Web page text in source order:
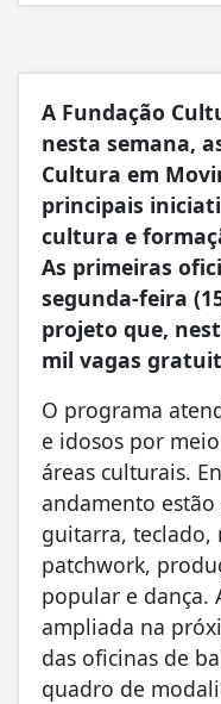
A Fundação
nesta semana,
Cultura em
principais
cultura e
As primeiras
segunda-feira
projeto que,
mil vagas
O programa
e idosos por
áreas culturais.
andamento
guitarra, teclado,
patchwork,
popular e dança.
ampliada na
das oficinas de
quadro de